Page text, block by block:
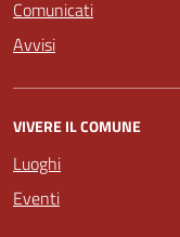
Comunicati
Avvisi
VIVERE IL COMUNE
Luoghi
Eventi